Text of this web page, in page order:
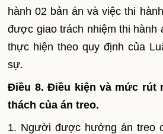
hành 02 bản án và việc thi
được giao trách nhiệm thi hành
thực hiện theo quy định của
sự.
Điều 8. Điều kiện và mức rút
thách của án treo.
1. Người được hưởng án treo